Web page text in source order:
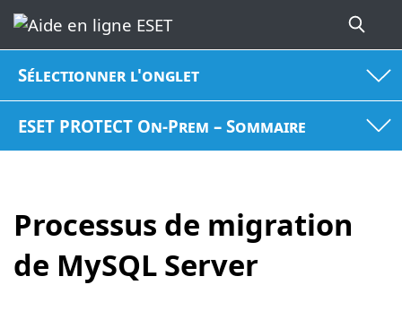
Sélectionner l'onglet
ESET PROTECT On-Prem – Sommaire
Processus de migration
de MySQL Server